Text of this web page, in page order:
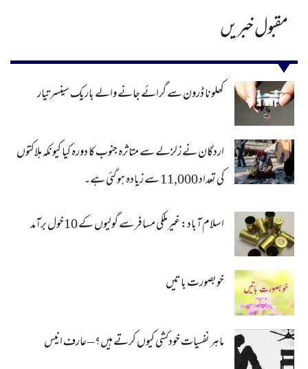
مقبول خبریں
کھلونا ڈرون سے گرائے جانے والے باریک سینسر تیار
اردگان نے زلزلے سے متاثرہ جنوب کا دورہ کیا کیونکہ ہلاکتوں
کی تعداد 11,000 سے زیادہ ہو گئی ہے۔
اسلام آباد: غیرملکی مسافر سے گولیوں کے 10خول برآمد
خوبصورت باتیں
ماہر نفسیات خودکشی کیوں کرتے ہیں؟ – عارف انیس